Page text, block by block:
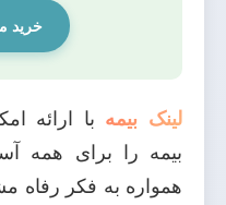
خرید
لینک بیمه با ارائه
بیمه را برای همه
همواره به فکر رفاه